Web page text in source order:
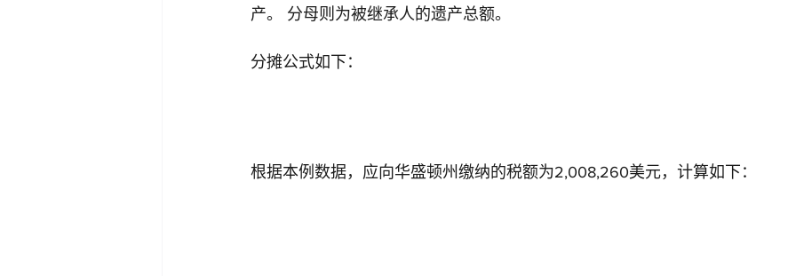
产。 分母则为被继承人的遗产总额。
分摊公式如下：
根据本例数据，应向华盛顿州缴纳的税额为2,008,260美元，计算如下：